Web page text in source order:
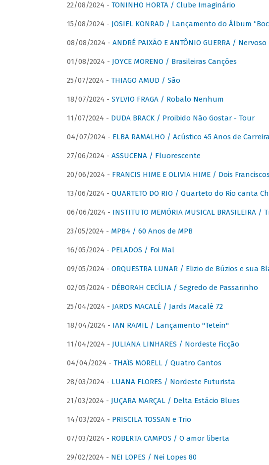
22/08/2024 - TONINHO HORTA / Clube Imaginário
15/08/2024 - JOSIEL KONRAD / Lançamento do Álbum
08/08/2024 - ANDRÉ PAIXÃO E ANTÔNIO GUERRA /
01/08/2024 - JOYCE MORENO / Brasileiras Canções
25/07/2024 - THIAGO AMUD / São
18/07/2024 - SYLVIO FRAGA / Robalo Nenhum
11/07/2024 - DUDA BRACK / Proibido Não Gostar - Tour
04/07/2024 - ELBA RAMALHO / Acústico 45 Anos de Carreira
27/06/2024 - ASSUCENA / Fluorescente
20/06/2024 - FRANCIS HIME E OLIVIA HIME / Dois Franciscos
13/06/2024 - QUARTETO DO RIO / Quarteto do Rio canta
06/06/2024 - INSTITUTO MEMÓRIA MUSICAL
23/05/2024 - MPB4 / 60 Anos de MPB
16/05/2024 - PELADOS / Foi Mal
09/05/2024 - ORQUESTRA LUNAR / Elizio de Búzios e sua
02/05/2024 - DÉBORAH CECÍLIA / Segredo de Passarinho
25/04/2024 - JARDS MACALÉ / Jards Macalé 72
18/04/2024 - IAN RAMIL / Lançamento "Tetein"
11/04/2024 - JULIANA LINHARES / Nordeste Ficção
04/04/2024 - THAÏS MORELL / Quatro Cantos
28/03/2024 - LUANA FLORES / Nordeste Futurista
21/03/2024 - JUÇARA MARÇAL / Delta Estácio Blues
14/03/2024 - PRISCILA TOSSAN e Trio
07/03/2024 - ROBERTA CAMPOS / O amor liberta
29/02/2024 - NEI LOPES / Nei Lopes 80